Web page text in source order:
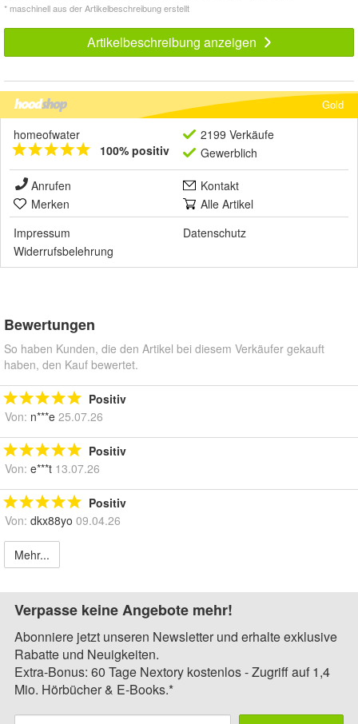
* maschinell aus der Artikelbeschreibung erstellt
Artikelbeschreibung anzeigen
Gold
homeofwater
100% positiv
2199 Verkäufe
Gewerblich
Anrufen
Kontakt
Merken
Alle Artikel
Impressum
Datenschutz
Widerrufsbelehrung
Bewertungen
So haben Kunden, die den Artikel bei diesem Verkäufer gekauft
haben, den Kauf bewertet.
Positiv
Von: n***e 25.07.26
Positiv
Von: e***t 13.07.26
Positiv
Von: dkx88yo 09.04.26
Mehr...
Verpasse keine Angebote mehr!
Abonniere jetzt unseren Newsletter und erhalte exklusive
Rabatte und Neuigkeiten.
Extra-Bonus: 60 Tage Nextory kostenlos - Zugriff auf 1,4
Mio. Hörbücher & E-Books.*